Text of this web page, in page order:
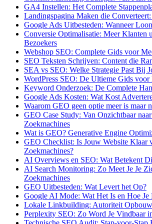
GA4 Instellen: Het Complete
Landingspagina Maken die
Google Ads Uitbesteden: Wanneer
Conversie Optimalisatie: Meer Klanten
Bezoekers
Webshop SEO: Complete Gids voor
SEO Teksten Schrijven: Content die
SEA vs SEO: Welke Strategie Past Bij
WordPress SEO: De Ultieme Gids voor
Keyword Onderzoek: De Complete
Google Ads Kosten: Wat Kost
Waarom GEO geen optie meer is maar
GEO Case Study: Van Onzichtbaar
Zoekmachines
Wat is GEO? Generative Engine
GEO Checklist: Is Jouw Website Klaar
Zoekmachines?
AI Overviews en SEO: Wat Betekent
AI Search Monitoring: Zo Meet Je Je
Zoekmachines
GEO Uitbesteden: Wat Levert het Op?
Google AI Mode: Wat Het Is en Hoe Je
Lokale Linkbuilding: Autoriteit
Perplexity SEO: Zo Word Je Vindbaar